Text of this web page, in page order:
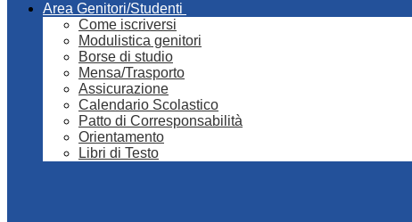
Area Genitori/Studenti
Come iscriversi
Modulistica genitori
Borse di studio
Mensa/Trasporto
Assicurazione
Calendario Scolastico
Patto di Corresponsabilità
Orientamento
Libri di Testo